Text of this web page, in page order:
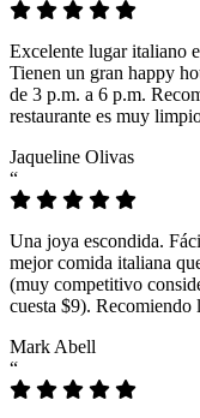
Excelente lugar italiano
Tienen un gran happy
de 3 p.m. a 6 p.m.
restaurante es muy
Jaqueline Olivas
“
Una joya escondida.
mejor comida italiana
(muy competitivo
cuesta $9). Recomiendo
Mark Abell
“